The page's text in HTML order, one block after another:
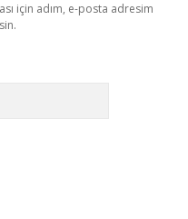
için adım, e-posta adresim